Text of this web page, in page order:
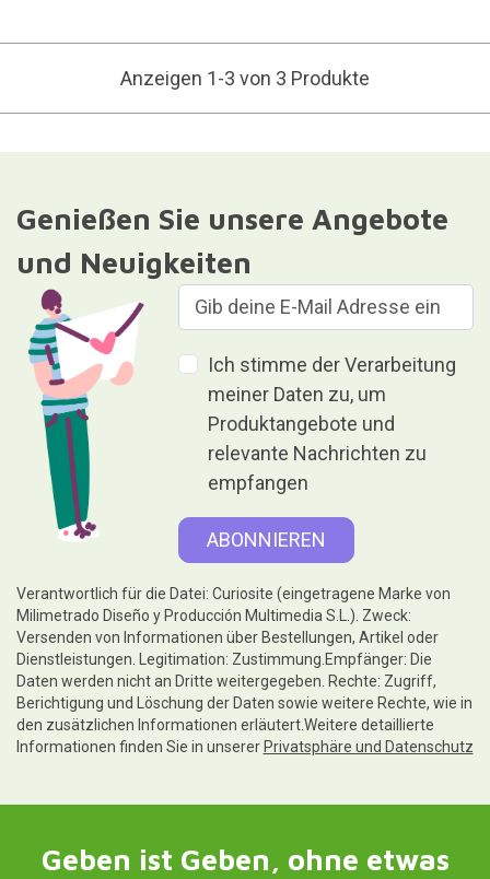
Anzeigen 1-3 von 3 Produkte
Genießen Sie unsere Angebote
und Neuigkeiten
Ich stimme der Verarbeitung
meiner Daten zu, um
Produktangebote und
relevante Nachrichten zu
empfangen
Verantwortlich für die Datei: Curiosite (eingetragene Marke von
Milimetrado Diseño y Producción Multimedia S.L.). Zweck:
Versenden von Informationen über Bestellungen, Artikel oder
Dienstleistungen. Legitimation: Zustimmung.Empfänger: Die
Daten werden nicht an Dritte weitergegeben. Rechte: Zugriff,
Berichtigung und Löschung der Daten sowie weitere Rechte, wie in
den zusätzlichen Informationen erläutert.Weitere detaillierte
Informationen finden Sie in unserer Privatsphäre und Datenschutz
Geben ist Geben, ohne etwas